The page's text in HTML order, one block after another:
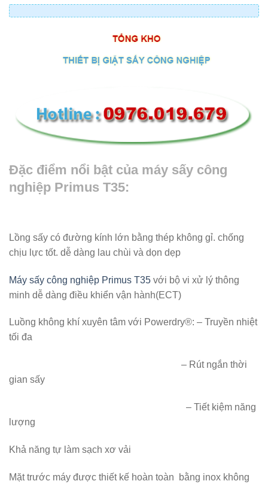
Đặc điểm nổi bật của máy sấy công
nghiệp Primus T35:
Lồng sấy có đường kính lớn bằng thép không gỉ. chống
chịu lực tốt. dễ dàng lau chùi và dọn dẹp
Máy sấy công nghiệp Primus T35 với bộ vi xử lý thông
minh dễ dàng điều khiển vận hành(ECT)
Luồng không khí xuyên tâm với Powerdry®: – Truyền nhiệt
tối đa
– Rút ngắn thời
gian sấy
– Tiết kiệm năng
lượng
Khả năng tự làm sạch xơ vải
Mặt trước máy được thiết kế hoàn toàn bằng inox không